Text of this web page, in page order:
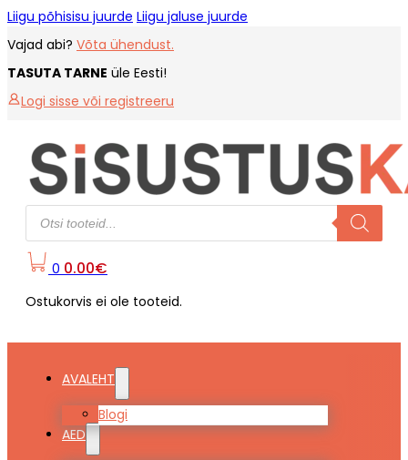
Liigu põhisisu juurde Liigu jaluse juurde
Vajad abi? Võta ühendust.
TASUTA TARNE üle Eesti!
Logi sisse või registreeru
Products
search
0 0.00€
Ostukorvis ei ole tooteid.
AVALEHT
Blogi
AED